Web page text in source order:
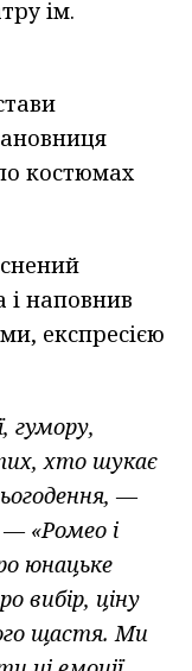
ім.
костюмах
наповнив
експресією
гумору,
хто шукає
—
— «Ромео і
юнацьке
вибір, ціну
щастя. Ми